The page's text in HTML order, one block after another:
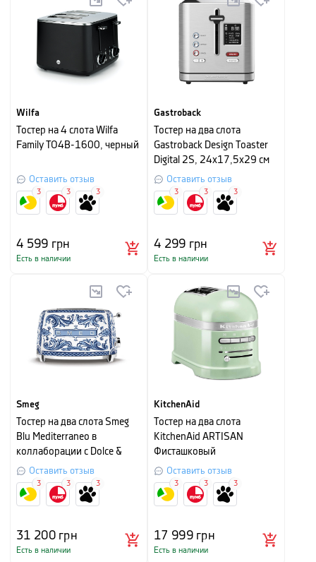
Wilfa
Тостер на 4 слота Wilfa
Family TO4B-1600, черный
Оставить отзыв
4 599 грн
Есть в наличии
3 3 3
Gastroback
Тостер на два слота
Gastroback Design Toaster
Digital 2S, 24x17,5x29 см
Оставить отзыв
4 299 грн
Есть в наличии
3 3 3
Smeg
Тостер на два слота Smeg
Blu Mediterraneo в
коллаборации с Dolce &
Gabbana, 19,8х31х19,5 см,
разноцветный
Оставить отзыв
31 200грн
Есть в наличии
3 3 3
KitchenAid
Тостер на два слота
KitchenAid ARTISAN
Фисташковый
Оставить отзыв
17 999грн
Есть в наличии
3 3 3